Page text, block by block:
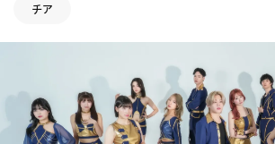
無料アカウント登録
動画
チア